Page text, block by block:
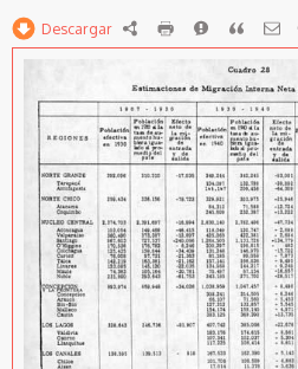
Descargar RDF imprimirReportarCitar